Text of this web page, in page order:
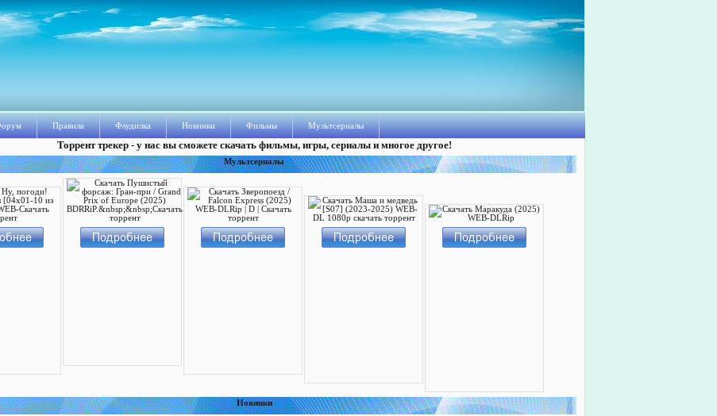
Правила Флудилка Новинки Фильмы Мультсериалы
Торрент трекер - у нас вы сможете скачать фильмы, игры, сериалы и многое другое!
Мультсериалы
Новинки